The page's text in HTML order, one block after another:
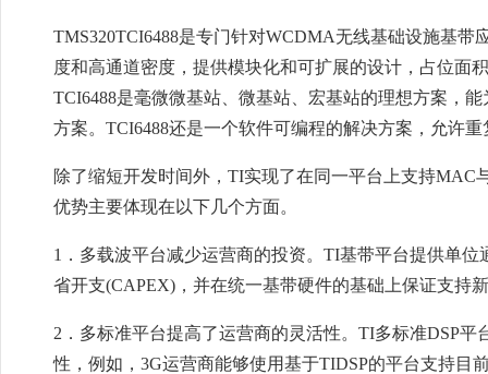
TMS320TCI6488是专门针对WCDMA无线基础设施基
度和高通道密度，提供模块化和可扩展的设计，占位面
TCI6488是毫微微基站、微基站、宏基站的理想方案，
方案。TCI6488还是一个软件可编程的解决方案，允许
除了缩短开发时间外，TI实现了在同一平台上支持
优势主要体现在以下几个方面。
1．多载波平台减少运营商的投资。TI基带平台提供单
省开支(CAPEX)，并在统一基带硬件的基础上保证支持
2．多标准平台提高了运营商的灵活性。TI多标准DSP
性，例如，3G运营商能够使用基于TIDSP的平台支持目